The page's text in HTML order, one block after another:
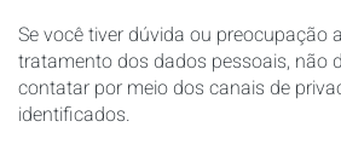
Se você tiver dúvida ou preocupação
tratamento dos dados pessoais, não
contatar por meio dos canais de
identificados.